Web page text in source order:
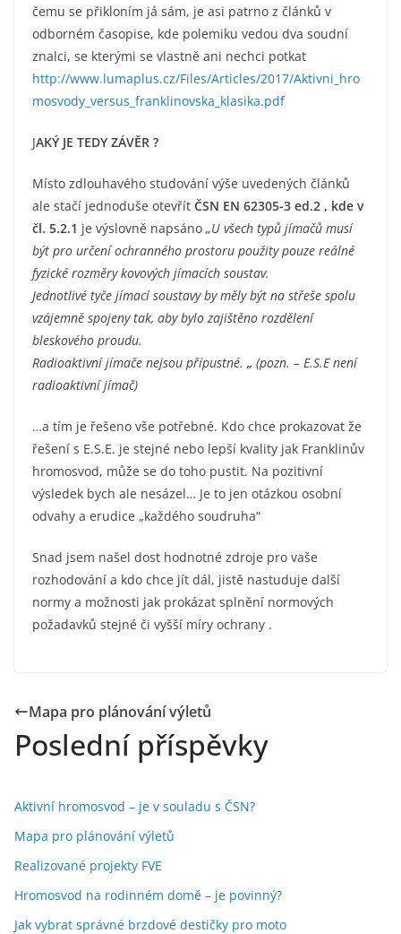
čemu se přikloním já sám, je asi patrno z článků v
odborném časopise, kde polemiku vedou dva soudní
znalci, se kterými se vlastně ani nechci potkat
http://www.lumaplus.cz/Files/Articles/2017/Aktivni_hro
mosvody_versus_franklinovska_klasika.pdf
JAKÝ JE TEDY ZÁVĚR ?
Místo zdlouhavého studování výše uvedených článků
ale stačí jednoduše otevřít ČSN EN 62305-3 ed.2 , kde v
čl. 5.2.1 je výslovně napsáno „U všech typů jímačů musí
být pro určení ochranného prostoru použity pouze reálné
fyzické rozměry kovových jímacích soustav.
Jednotlivé tyče jímací soustavy by měly být na střeše spolu
vzájemně spojeny tak, aby bylo zajištěno rozdělení
bleskového proudu.
Radioaktivní jímače nejsou přípustné. „ (pozn. – E.S.E není
radioaktivní jímač)
…a tím je řešeno vše potřebné. Kdo chce prokazovat že
řešení s E.S.E. je stejné nebo lepší kvality jak Franklinův
hromosvod, může se do toho pustit. Na pozitivní
výsledek bych ale nesázel… Je to jen otázkou osobní
odvahy a erudice „každého soudruha“
Snad jsem našel dost hodnotné zdroje pro vaše
rozhodování a kdo chce jít dál, jistě nastuduje další
normy a možnosti jak prokázat splnění normových
požadavků stejné či vyšší míry ochrany .
Mapa pro plánování výletů
Poslední příspěvky
Aktivní hromosvod – je v souladu s ČSN?
Mapa pro plánování výletů
Realizované projekty FVE
Hromosvod na rodinném domě – je povinný?
Jak vybrat správné brzdové destičky pro moto